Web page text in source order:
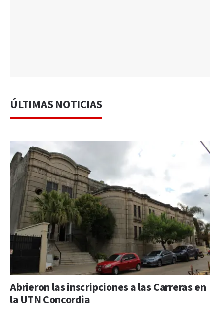
ÚLTIMAS NOTICIAS
Abrieron las inscripciones a las Carreras en
la UTN Concordia